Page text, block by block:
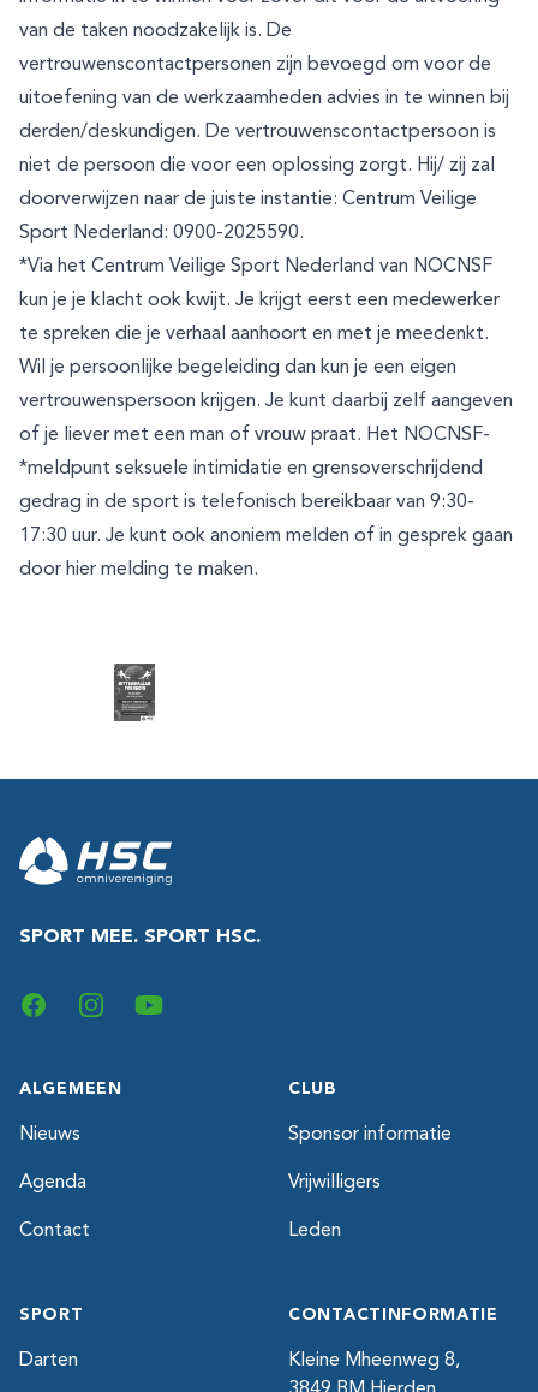
van de taken noodzakelijk is. De
vertrouwenscontactpersonen zijn bevoegd om voor de
uitoefening van de werkzaamheden advies in te winnen bij
derden/deskundigen. De vertrouwenscontactpersoon is
niet de persoon die voor een oplossing zorgt. Hij/ zij zal
doorverwijzen naar de juiste instantie: Centrum Veilige
Sport Nederland: 0900-2025590.
*Via het Centrum Veilige Sport Nederland van NOCNSF
kun je je klacht ook kwijt. Je krijgt eerst een medewerker
te spreken die je verhaal aanhoort en met je meedenkt.
Wil je persoonlijke begeleiding dan kun je een eigen
vertrouwenspersoon krijgen. Je kunt daarbij zelf aangeven
of je liever met een man of vrouw praat. Het NOCNSF-
*meldpunt seksuele intimidatie en grensoverschrijdend
gedrag in de sport is telefonisch bereikbaar van 9:30-
17:30 uur. Je kunt ook anoniem melden of in gesprek gaan
door hier melding te maken.
SPORT MEE. SPORT HSC.
FacebookInstagramYouTube
ALGEMEEN
Nieuws
Agenda
Contact
SPORT
Darten
CLUB
Sponsor informatie
Vrijwilligers
Leden
CONTACTINFORMATIE
Kleine Mheenweg 8,